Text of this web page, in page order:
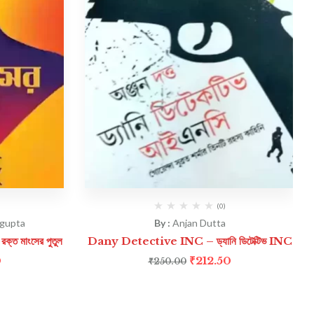
পুতুল
(0)
By : Anjan Dutta
Dany Detective INC – ড্যানি ডিটেক্টিভ INC
₹250.00 ₹212.50